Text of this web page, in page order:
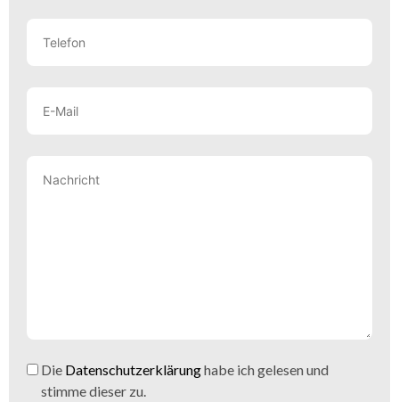
Die Datenschutzerklärunghabe ich gelesen und
stimme dieser zu.